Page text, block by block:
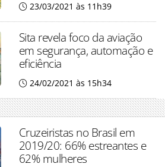
23/03/2021 às 11h39
Sita revela foco da aviação
em segurança, automação e
eficiência
24/02/2021 às 15h34
Cruzeiristas no Brasil em
2019/20: 66% estreantes e
62% mulheres